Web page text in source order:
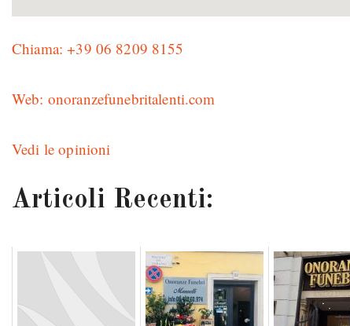
Chiama: +39 06 8209 8155
Web: onoranzefunebritalenti.com
Vedi le opinioni
Articoli Recenti: